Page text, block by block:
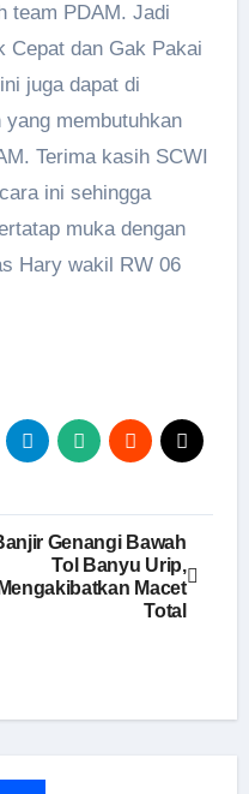
team PDAM. Jadi
Cepat dan Gak Pakai
juga dapat di
membutuhkan
Terima kasih SCWI
ini sehingga
muka dengan
Hary wakil RW 06
Genangi Bawah
Tol Banyu Urip,
Mengakibatkan Macet
Total